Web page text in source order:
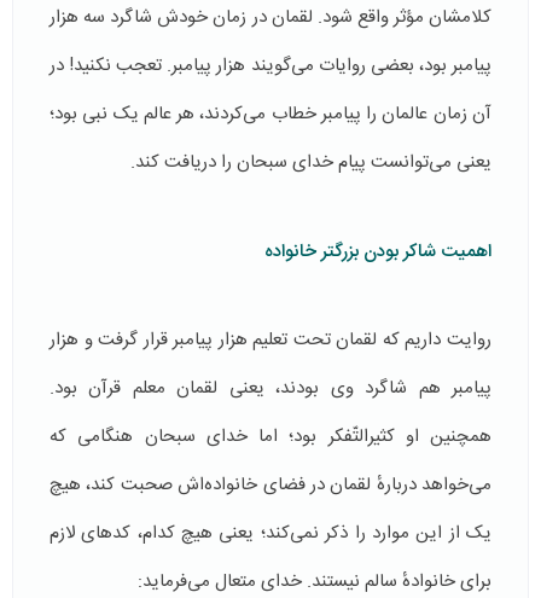
کلامشان مؤثر واقع شود. لقمان در زمان خودش شاگرد سه هزار
پیامبر بود، بعضی روایات می‌گویند هزار پیامبر. تعجب نکنید! در
آن زمان عالمان را پیامبر خطاب می‌کردند، هر عالم یک نبی بود؛
یعنی می‌توانست پیام خدای سبحان را دریافت کند.
اهمیت شاکر بودن بزرگتر خانواده
روایت داریم که لقمان تحت تعلیم هزار پیامبر قرار گرفت و هزار
پیامبر هم شاگرد وی بودند، یعنی لقمان معلم قرآن بود.
همچنین او کثیرالتّفکر بود؛ اما خدای سبحان هنگامی که
می‌خواهد دربارهٔ لقمان در فضای خانواده‌اش صحبت کند، هیچ
یک از این موارد را ذکر نمی‌کند؛ یعنی هیچ کدام، کدهای لازم
برای خانوادهٔ سالم نیستند. خدای متعال می‌فرماید: